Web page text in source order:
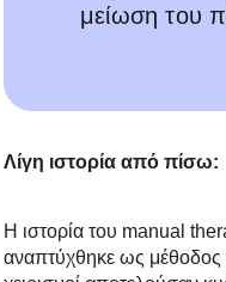
μείωση του
Λίγη ιστορία από πίσω:
Η ιστορία του manual
αναπτύχθηκε ως μέθοδος